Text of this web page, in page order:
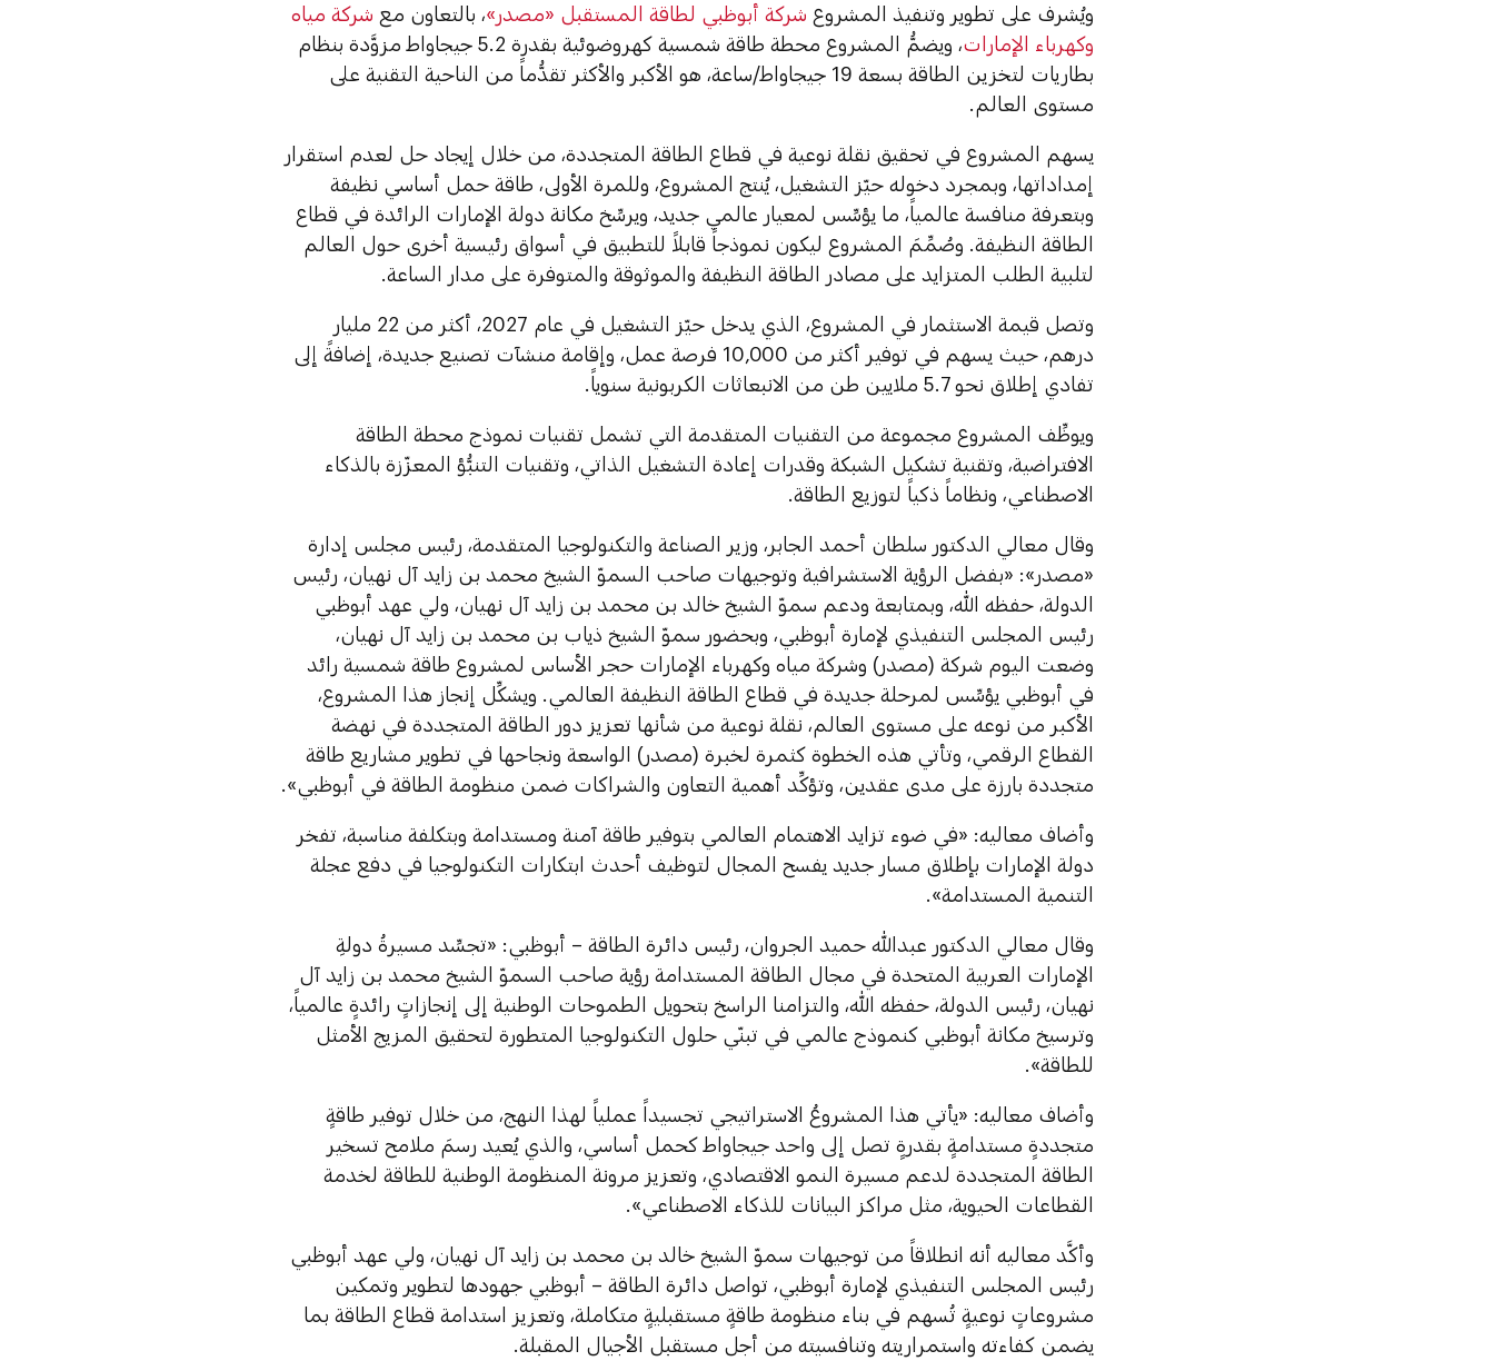
ويُشرف على تطوير وتنفيذ المشروع شركة أبوظبي لطاقة المستقبل «مصدر»، بالتعاون مع شركة مياه
وكهرباء الإمارات
، ويضمُّ المشروع محطة طاقة شمسية كهروضوئية بقدرة 5.2 جيجاواط مزوَّدة بنظام
بطاريات لتخزين الطاقة بسعة 19 جيجاواط/ساعة، هو الأكبر والأكثر تقدُّماً من الناحية التقنية على
مستوى العالم.
يسهم المشروع في تحقيق نقلة نوعية في قطاع الطاقة المتجددة، من خلال إيجاد حل لعدم استقرار
إمداداتها، وبمجرد دخوله حيّز التشغيل، يُنتج المشروع، وللمرة الأولى، طاقة حمل أساسي نظيفة
وبتعرفة منافسة عالمياً، ما يؤسِّس لمعيار عالمي جديد، ويرسِّخ مكانة دولة الإمارات الرائدة في قطاع
الطاقة النظيفة. وصُمِّمَ المشروع ليكون نموذجاً قابلاً للتطبيق في أسواق رئيسية أخرى حول العالم
لتلبية الطلب المتزايد على مصادر الطاقة النظيفة والموثوقة والمتوفرة على مدار الساعة.
وتصل قيمة الاستثمار في المشروع، الذي يدخل حيّز التشغيل في عام 2027، أكثر من 22 مليار
درهم، حيث يسهم في توفير أكثر من 10,000 فرصة عمل، وإقامة منشآت تصنيع جديدة، إضافةً إلى
تفادي إطلاق نحو 5.7 ملايين طن من الانبعاثات الكربونية سنوياً.
ويوظِّف المشروع مجموعة من التقنيات المتقدمة التي تشمل تقنيات نموذج محطة الطاقة
الافتراضية، وتقنية تشكيل الشبكة وقدرات إعادة التشغيل الذاتي، وتقنيات التنبُّؤ المعزّزة بالذكاء
الاصطناعي، ونظاماً ذكياً لتوزيع الطاقة.
وقال معالي الدكتور سلطان أحمد الجابر، وزير الصناعة والتكنولوجيا المتقدمة، رئيس مجلس إدارة
«مصدر»: «بفضل الرؤية الاستشرافية وتوجيهات صاحب السموّ الشيخ محمد بن زايد آل نهيان، رئيس
الدولة، حفظه الله، وبمتابعة ودعم سموّ الشيخ خالد بن محمد بن زايد آل نهيان، ولي عهد أبوظبي
رئيس المجلس التنفيذي لإمارة أبوظبي، وبحضور سموّ الشيخ ذياب بن محمد بن زايد آل نهيان،
وضعت اليوم شركة (مصدر) وشركة مياه وكهرباء الإمارات حجر الأساس لمشروع طاقة شمسية رائد
في أبوظبي يؤسِّس لمرحلة جديدة في قطاع الطاقة النظيفة العالمي. ويشكِّل إنجاز هذا المشروع،
الأكبر من نوعه على مستوى العالم، نقلة نوعية من شأنها تعزيز دور الطاقة المتجددة في نهضة
القطاع الرقمي، وتأتي هذه الخطوة كثمرة لخبرة (مصدر) الواسعة ونجاحها في تطوير مشاريع طاقة
متجددة بارزة على مدى عقدين، وتؤكِّد أهمية التعاون والشراكات ضمن منظومة الطاقة في أبوظبي».
وأضاف معاليه: «في ضوء تزايد الاهتمام العالمي بتوفير طاقة آمنة ومستدامة وبتكلفة مناسبة، تفخر
دولة الإمارات بإطلاق مسار جديد يفسح المجال لتوظيف أحدث ابتكارات التكنولوجيا في دفع عجلة
التنمية المستدامة».
وقال معالي الدكتور عبدالله حميد الجروان، رئيس دائرة الطاقة – أبوظبي: «تجسِّد مسيرةُ دولةِ
الإمارات العربية المتحدة في مجال الطاقة المستدامة رؤية صاحب السموّ الشيخ محمد بن زايد آل
نهيان، رئيس الدولة، حفظه الله، والتزامنا الراسخ بتحويل الطموحات الوطنية إلى إنجازاتٍ رائدةٍ عالمياً،
وترسيخ مكانة أبوظبي كنموذج عالمي في تبنّي حلول التكنولوجيا المتطورة لتحقيق المزيج الأمثل
للطاقة».
وأضاف معاليه: «يأتي هذا المشروعُ الاستراتيجي تجسيداً عملياً لهذا النهج، من خلال توفير طاقةٍ
متجددةٍ مستدامةٍ بقدرةٍ تصل إلى واحد جيجاواط كحمل أساسي، والذي يُعيد رسمَ ملامح تسخير
الطاقة المتجددة لدعم مسيرة النمو الاقتصادي، وتعزيز مرونة المنظومة الوطنية للطاقة لخدمة
القطاعات الحيوية، مثل مراكز البيانات للذكاء الاصطناعي».
وأكَّد معاليه أنه انطلاقاً من توجيهات سموّ الشيخ خالد بن محمد بن زايد آل نهيان، ولي عهد أبوظبي
رئيس المجلس التنفيذي لإمارة أبوظبي، تواصل دائرة الطاقة – أبوظبي جهودها لتطوير وتمكين
مشروعاتٍ نوعيةٍ تُسهم في بناء منظومة طاقةٍ مستقبليةٍ متكاملة، وتعزيز استدامة قطاع الطاقة بما
يضمن كفاءته واستمراريته وتنافسيته من أجل مستقبل الأجيال المقبلة.